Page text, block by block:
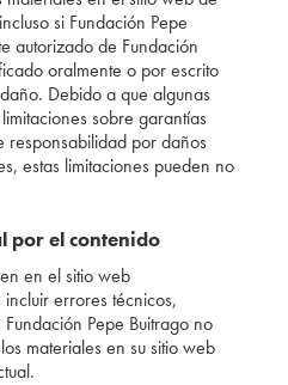
si Fundación Pepe
autorizado de Fundación
oralmente o por escrito
Debido a que algunas
sobre garantías
responsabilidad por daños
estas limitaciones pueden no
por el contenido
en el sitio web
errores técnicos,
Pepe Buitrago no
materiales en su sitio web